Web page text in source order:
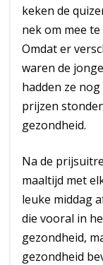
keken de
nek om mee
Omdat er
waren de
hadden ze
prijzen
gezondheid.
Na de
maaltijd met
leuke middag
die vooral in
gezondheid,
gezondheid